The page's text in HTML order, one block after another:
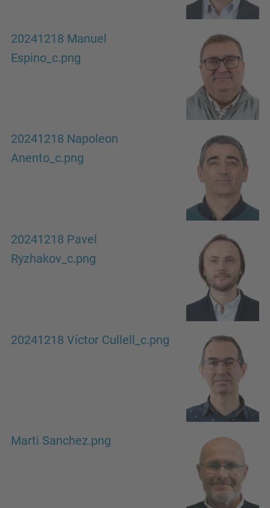
20241218 Manuel
Espino_c.png
20241218 Napoleon
Anento_c.png
20241218 Pavel
Ryzhakov_c.png
20241218 Víctor Cullell_c.png
Marti Sanchez.png